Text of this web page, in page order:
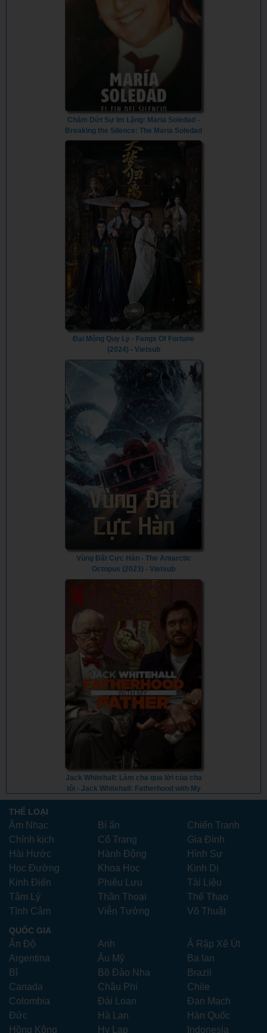
Chấm Dứt Sự Im Lặng: Maria Soledad -
Breaking the Silence: The Maria Soledad
Case (2024) - Vietsub
Đại Mộng Quy Ly - Fangs Of Fortune
(2024) - Vietsub
Vùng Đất Cực Hàn - The Antarctic
Octopus (2023) - Vietsub
Jack Whitehall: Làm cha qua lời của cha
tôi - Jack Whitehall: Fatherhood with My
Father (2024) - Vietsub
THỂ LOẠI
Âm Nhạc Bí ẩn
Chiến Tranh
Chính kịch
Cổ Trang
Gia Đình
Hài Hước
Hành Động
Hình Sự
Học Đường
Khoa Học
Kinh Dị
Kinh Điển
Phiêu Lưu
Tài Liệu
Tâm Lý
Thần Thoại
Thể Thao
Tình Cảm
Viễn Tưởng Võ Thuật
QUỐC GIA
Ấn Độ Anh
Ả Rập Xê Út
Argentina
Âu Mỹ
Ba lan
Bỉ
Bồ Đào Nha
Brazil
Canada
Châu Phi
Chile
Colombia
Đài Loan
Đan Mạch
Đức
Hà Lan
Hàn Quốc
Hồng Kông
Hy Lạp Indonesia